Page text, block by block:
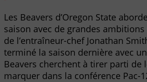
Les Beavers d’Oregon State
saison avec de grandes
de l’entraîneur-chef Jonathan
terminé la saison dernière avec
Beavers cherchent à tirer parti de
marquer dans la conférence Pac-